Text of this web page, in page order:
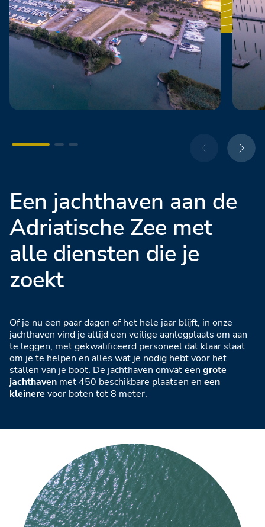
Een jachthaven aan de
Adriatische Zee met
alle diensten die je
zoekt
Of je nu een paar dagen of het hele jaar blijft, in onze
jachthaven vind je altijd een veilige aanlegplaats om aan
te leggen, met gekwalificeerd personeel dat klaar staat
om je te helpen en alles wat je nodig hebt voor het
stallen van je boot. De jachthaven omvat een grote
jachthaven met 450 beschikbare plaatsen en een
kleinere voor boten tot 8 meter.